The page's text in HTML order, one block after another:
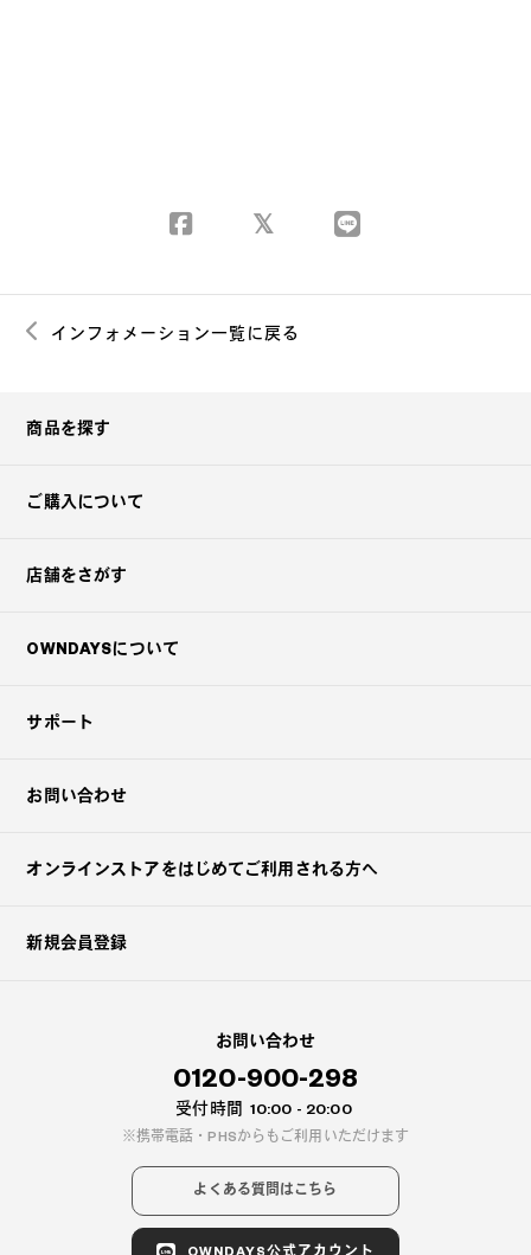
インフォメーション一覧に戻る
商品を探す
ご購入について
店舗をさがす
OWNDAYSについて
サポート
お問い合わせ
オンラインストアをはじめてご利用される方へ
新規会員登録
お問い合わせ
0120-900-298
受付時間 10:00 - 20:00
携帯電話・PHSからもご利用いただけます
よくある質問はこちら
OWNDAYS公式アカウント